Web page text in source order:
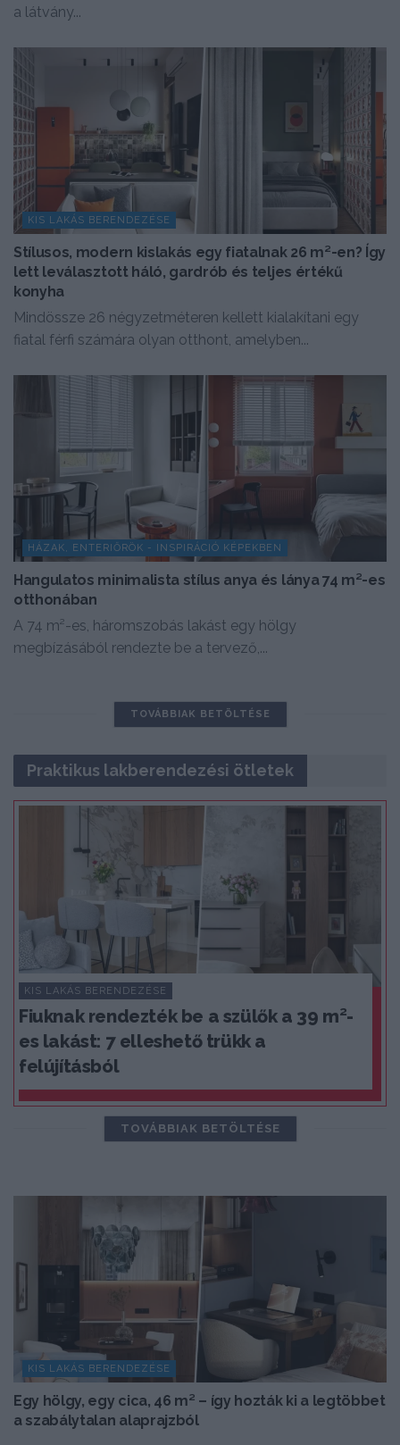
a látvány...
KIS LAKÁS BERENDEZÉSE
Stílusos, modern kislakás egy fiatalnak 26 m²-en? Így
lett leválasztott háló, gardrób és teljes értékű
konyha
Mindössze 26 négyzetméteren kellett kialakítani egy
fiatal férfi számára olyan otthont, amelyben...
HÁZAK, ENTERIŐRÖK - INSPIRÁCIÓ KÉPEKBEN
Hangulatos minimalista stílus anya és lánya 74 m²-es
otthonában
A 74 m²-es, háromszobás lakást egy hölgy
megbízásából rendezte be a tervező,...
TOVÁBBIAK BETÖLTÉSE
Praktikus lakberendezési ötletek
KIS LAKÁS BERENDEZÉSE
Fiuknak rendezték be a szülők a 39 m²-
es lakást: 7 elleshető trükk a
felújításból
TOVÁBBIAK BETÖLTÉSE
KIS LAKÁS BERENDEZÉSE
Egy hölgy, egy cica, 46 m² – így hozták ki a legtöbbet
a szabálytalan alaprajzból